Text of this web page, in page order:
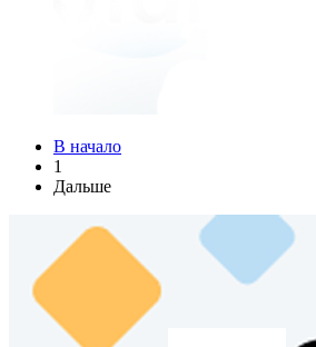
В начало
1
Дальше